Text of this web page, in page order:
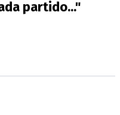
partido..."